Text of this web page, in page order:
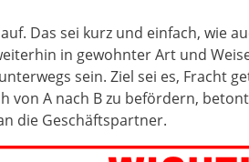
Das sei kurz und einfach, wie
in gewohnter Art und
sein. Ziel sei es, Fracht
von A nach B zu befördern, betont
die Geschäftspartner.